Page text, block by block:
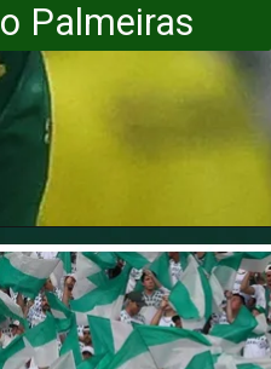
Palmeiras
https://nossopalestra.com.br/noticias/manchester-city-avalia-252-milhoes-vitor-reis-palmeiras/